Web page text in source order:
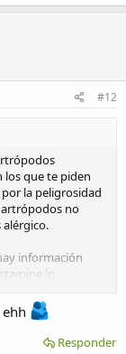
#12
los que te piden
la peligrosidad
artrópodos no
alérgico.
información
lo
con la
que fuera
Responder